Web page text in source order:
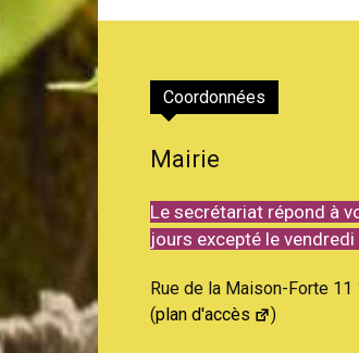
Coordonnées
Mairie
Le secrétariat répond à
jours excepté le
Rue de la Maison-Forte 11
(plan d'accès )